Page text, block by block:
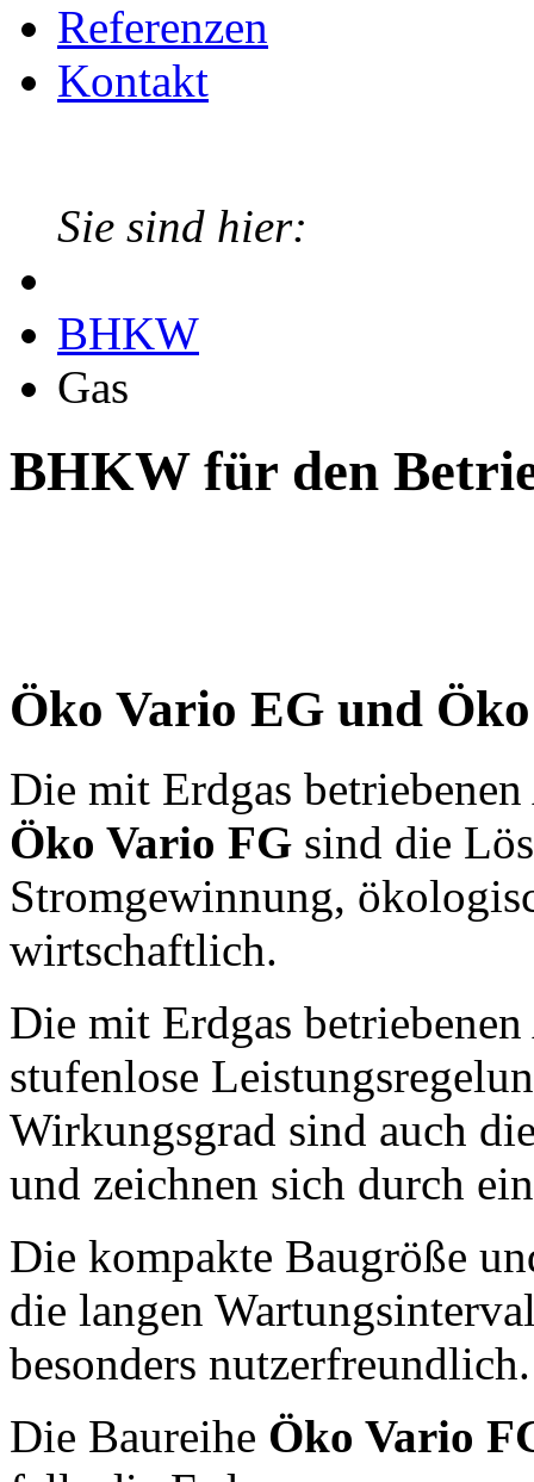
Referenzen
Kontakt
Sie sind hier:
BHKW
Gas
BHKW für den
Öko Vario EG und
Die mit Erdgas
Öko Vario FG sind die
Stromgewinnung,
wirtschaftlich.
Die mit Erdgas
stufenlose
Wirkungsgrad sind auch
und zeichnen sich durch
Die kompakte Baugröße
die langen
besonders nutzerfreundlich.
Die Baureihe Öko Vario